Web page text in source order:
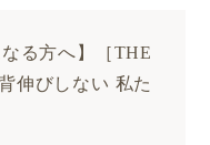
る方へ】［THE
伸びしない 私た